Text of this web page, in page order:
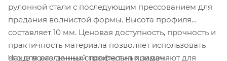
рулонной стали с последующим прессованием для
предания волнистой формы. Высота профиля
составляет 10 мм. Ценовая доступность, прочность и
практичность материала позволяет использовать
его для различных строительных задач.
Чаще всего данный профнстил применяют для